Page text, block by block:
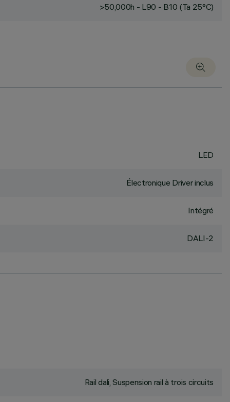
>50,000h - L90 - B10 (Ta 25°C)
LED
Électronique Driver inclus
Intégré
DALI-2
Rail dali, Suspension rail à trois circuits